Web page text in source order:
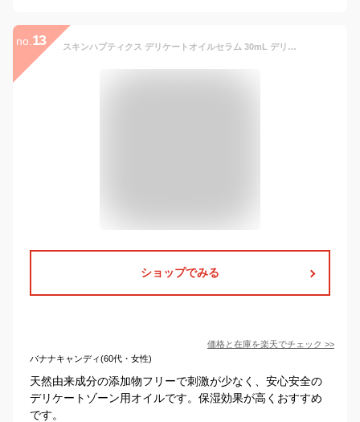
no. 13 スキンハプティクス デリケートオイルセラム 30mL デリケートゾーン用オイル フランス製 デリケートケア デリケートゾーン 更年期 妊婦 黒ずみ 粘膜 保湿 美容液 オイル 生理 おりもの などに変化が期待できます 天然由来100％ 石油系0％ バニラの香り ※2024年8月定価改定
ショップでみる
価格と在庫を楽天でチェック >>
バナナキャンディ(60代・女性)
天然由来成分の添加物フリーで刺激が少なく、安心安全の
デリケートゾーン用オイルです。保湿効果が高くおすすめ
です。